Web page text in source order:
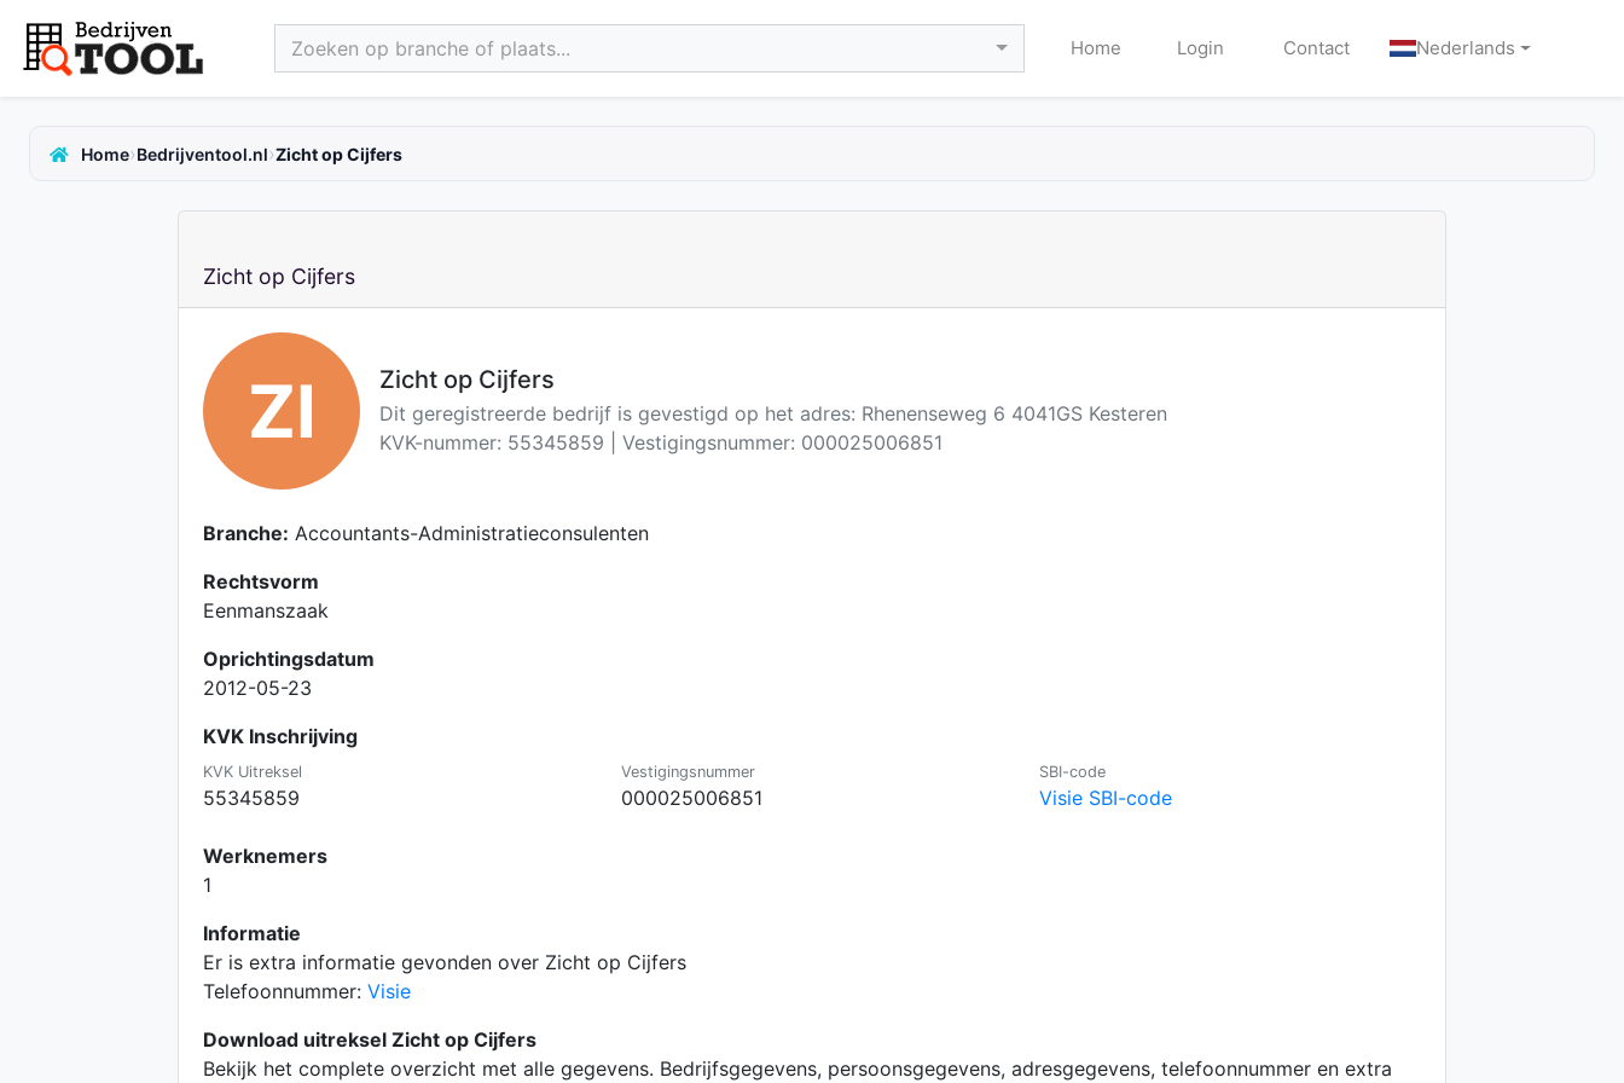
Zoeken op branche of plaats... Home Login Contact Nederlands
Home›Bedrijventool.nl›Zicht op Cijfers
Zicht op Cijfers
ZI Zicht op Cijfers
Dit geregistreerde bedrijf is gevestigd op het adres: Rhenenseweg 6 4041GS Kesteren
KVK-nummer: 55345859 | Vestigingsnummer: 000025006851
Branche: Accountants-Administratieconsulenten
Rechtsvorm
Eenmanszaak
Oprichtingsdatum
2012-05-23
KVK Inschrijving
KVK Uitreksel
55345859
Vestigingsnummer
000025006851
SBI-code
Visie SBI-code
Werknemers
1
Informatie
Er is extra informatie gevonden over Zicht op Cijfers
Telefoonnummer: Visie
Download uitreksel Zicht op Cijfers
Bekijk het complete overzicht met alle gegevens. Bedrijfsgegevens, persoonsgegevens, adresgegevens, telefoonnummer en extra